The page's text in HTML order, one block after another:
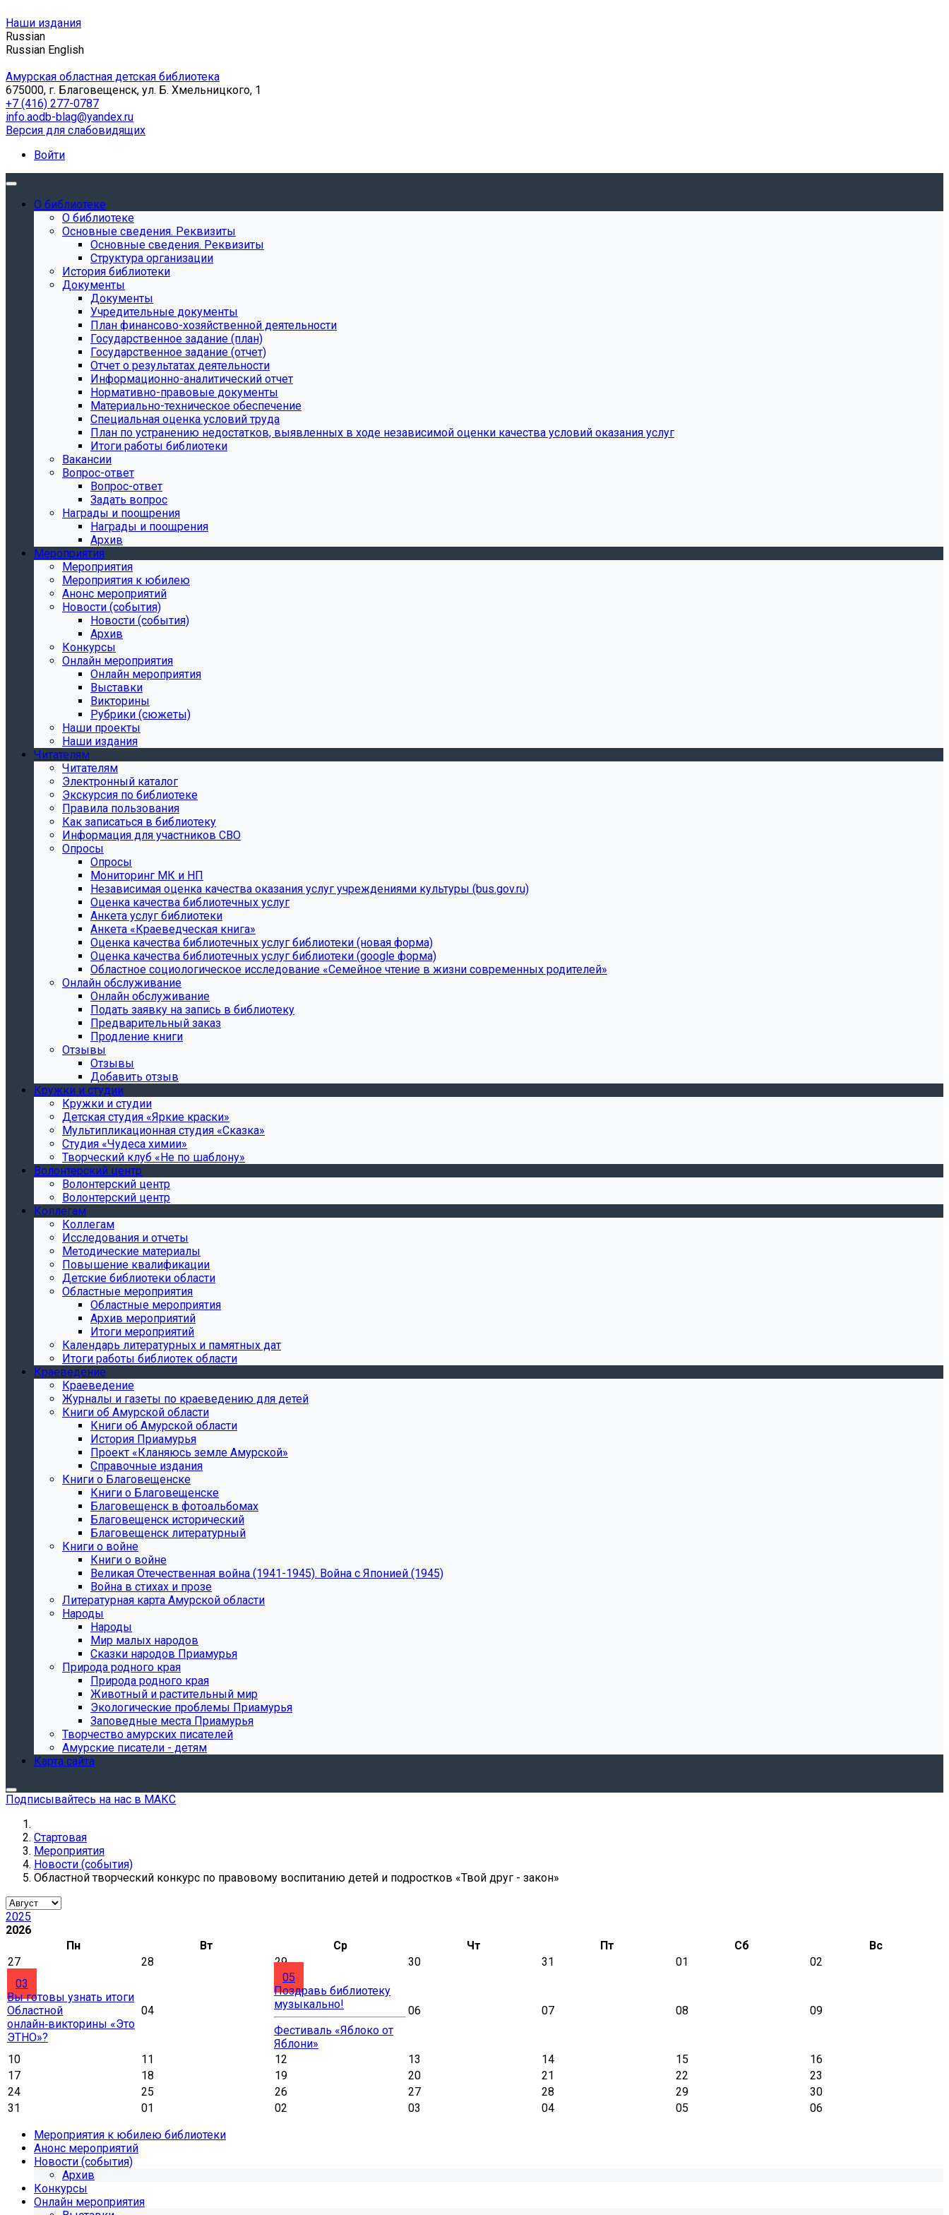
Наши издания
Russian
Russian English
Амурская областная детская библиотека
675000, г. Благовещенск, ул. Б. Хмельницкого, 1
+7 (416) 277-0787
info.aodb-blag@yandex.ru
Версия для слабовидящих
Войти
О библиотеке
О библиотеке
Основные сведения. Реквизиты
Основные сведения. Реквизиты
Структура организации
История библиотеки
Документы
Документы
Учредительные документы
План финансово-хозяйственной деятельности
Государственное задание (план)
Государственное задание (отчет)
Отчет о результатах деятельности
Информационно-аналитический отчет
Нормативно-правовые документы
Материально-техническое обеспечение
Специальная оценка условий труда
План по устранению недостатков, выявленных в ходе независимой оценки качества условий оказания услуг
Итоги работы библиотеки
Вакансии
Вопрос-ответ
Вопрос-ответ
Задать вопрос
Награды и поощрения
Награды и поощрения
Архив
Мероприятия
Мероприятия
Мероприятия к юбилею
Анонс мероприятий
Новости (события)
Новости (события)
Архив
Конкурсы
Онлайн мероприятия
Онлайн мероприятия
Выставки
Викторины
Рубрики (сюжеты)
Наши проекты
Наши издания
Читателям
Читателям
Электронный каталог
Экскурсия по библиотеке
Правила пользования
Как записаться в библиотеку
Информация для участников СВО
Опросы
Опросы
Мониторинг МК и НП
Независимая оценка качества оказания услуг учреждениями культуры (bus.gov.ru)
Оценка качества библиотечных услуг
Анкета услуг библиотеки
Анкета «Краеведческая книга»
Oценка качества библиотечных услуг библиотеки (новая форма)
Oценка качества библиотечных услуг библиотеки (google форма)
Областное социологическое исследование «Семейное чтение в жизни современных родителей»
Онлайн обслуживание
Онлайн обслуживание
Подать заявку на запись в библиотеку
Предварительный заказ
Продление книги
Отзывы
Отзывы
Добавить отзыв
Кружки и студии
Кружки и студии
Детская студия «Яркие краски»
Мультипликационная студия «Сказка»
Студия «Чудеса химии»
Творческий клуб «Не по шаблону»
Волонтерский центр
Волонтерский центр
Волонтерский центр
Коллегам
Коллегам
Исследования и отчеты
Методические материалы
Повышение квалификации
Детские библиотеки области
Областные мероприятия
Областные мероприятия
Архив мероприятий
Итоги мероприятий
Календарь литературных и памятных дат
Итоги работы библиотек области
Краеведение
Краеведение
Журналы и газеты по краеведению для детей
Книги об Амурской области
Книги об Амурской области
История Приамурья
Проект «Кланяюсь земле Амурской»
Справочные издания
Книги о Благовещенске
Книги о Благовещенске
Благовещенск в фотоальбомах
Благовещенск исторический
Благовещенск литературный
Книги о войне
Книги о войне
Великая Отечественная война (1941-1945). Война с Японией (1945)
Война в стихах и прозе
Литературная карта Амурской области
Народы
Народы
Мир малых народов
Сказки народов Приамурья
Природа родного края
Природа родного края
Животный и растительный мир
Экологические проблемы Приамурья
Заповедные места Приамурья
Творчество амурских писателей
Амурские писатели - детям
Карта сайта
Подписывайтесь на нас в МАКС
Стартовая
Мероприятия
Новости (события)
Областной творческий конкурс по правовому воспитанию детей и подростков «Твой друг - закон»
2025
2026
Пн
Вт Ср Чт Пт Сб
Вс
27
28 29 30 31 01
02
03
Вы готовы узнать итоги
Областной
онлайн‑викторины «Это
ЭТНО»?
04
05
Поздравь библиотеку
музыкально!
Фестиваль «Яблоко от
Яблони»
06 07 08 09
10 11 12 13 14 15
16
17
18 19 20 21 22
23
24
25 26 27 28 29
30
31
01 02 03 04 05
06
Мероприятия к юбилею библиотеки
Анонс мероприятий
Новости (события)
Архив
Конкурсы
Онлайн мероприятия